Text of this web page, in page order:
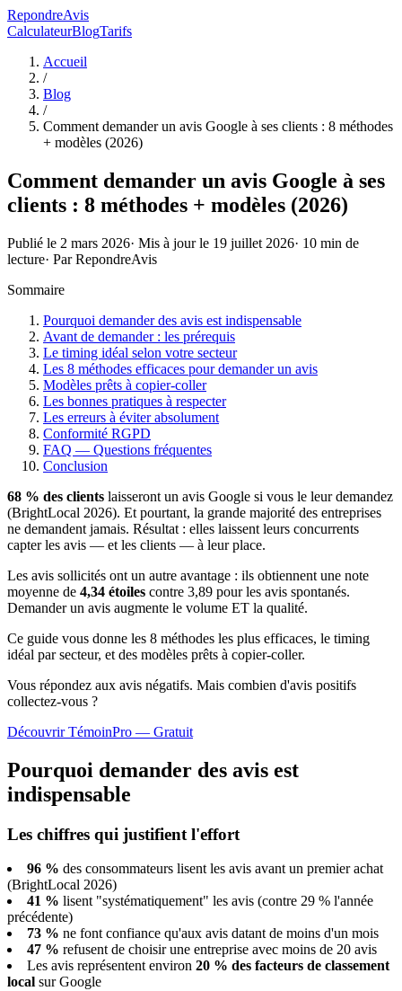
RepondreAvis
CalculateurBlogTarifs
Accueil
/
Blog
/
Comment demander un avis Google à ses clients : 8 méthodes
+ modèles (2026)
Comment demander un avis Google à ses
clients : 8 méthodes + modèles (2026)
Publié le 2 mars 2026· Mis à jour le 19 juillet 2026· 10 min de
lecture· ParRepondreAvis
Sommaire
Pourquoi demander des avis est indispensable
Avant de demander : les prérequis
Le timing idéal selon votre secteur
Les 8 méthodes efficaces pour demander un avis
Modèles prêts à copier-coller
Les bonnes pratiques à respecter
Les erreurs à éviter absolument
Conformité RGPD
FAQ — Questions fréquentes
Conclusion
68 % des clients laisseront un avis Google si vous le leur demandez
(BrightLocal 2026). Et pourtant, la grande majorité des entreprises
ne demandent jamais. Résultat : elles laissent leurs concurrents
capter les avis — et les clients — à leur place.
Les avis sollicités ont un autre avantage : ils obtiennent une note
moyenne de 4,34 étoiles contre 3,89 pour les avis spontanés.
Demander un avis augmente le volume ET la qualité.
Ce guide vous donne les 8 méthodes les plus efficaces, le timing
idéal par secteur, et des modèles prêts à copier-coller.
Vous répondez aux avis négatifs. Mais combien d'avis positifs
collectez-vous ?
Découvrir TémoinPro — Gratuit
Pourquoi demander des avis est
indispensable
Les chiffres qui justifient l'effort
96 % des consommateurs lisent les avis avant un premier achat
(BrightLocal 2026)
41 % lisent "systématiquement" les avis (contre 29 % l'année
précédente)
73 % ne font confiance qu'aux avis datant de moins d'un mois
47 % refusent de choisir une entreprise avec moins de 20 avis
Les avis représentent environ 20 % des facteurs de classement
local sur Google